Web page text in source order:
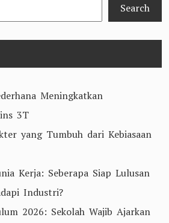
Search
Meningkatkan
3T
yang Tumbuh dari Kebiasaan
Kerja: Seberapa Siap Lulusan
Industri?
2026: Sekolah Wajib Ajarkan